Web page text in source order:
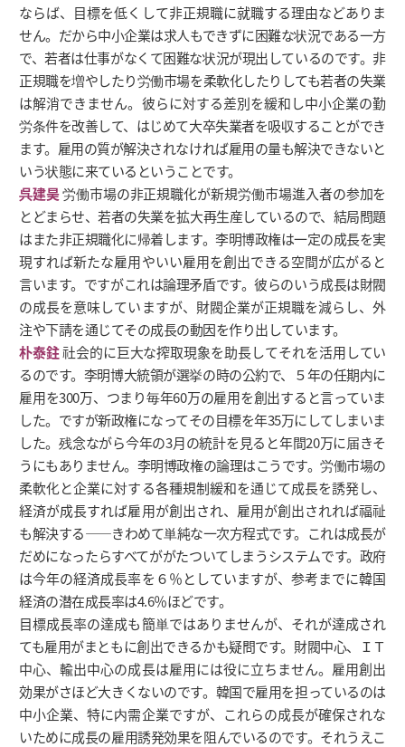
ならば、目標を低くして非正規職に就職する理由などありま
せん。だから中小企業は求人もできずに困難な状況である一方
で、若者は仕事がなくて困難な状況が現出しているのです。非
正規職を増やしたり労働市場を柔軟化したりしても若者の失業
は解消できません。彼らに対する差別を緩和し中小企業の勤
労条件を改善して、はじめて大卒失業者を吸収することができ
ます。雇用の質が解決されなければ雇用の量も解決できないと
いう状態に来ているということです。
呉建昊労働市場の非正規職化が新規労働市場進入者の参加を
とどまらせ、若者の失業を拡大再生産しているので、結局問題
はまた非正規職化に帰着します。李明博政権は一定の成長を実
現すれば新たな雇用やいい雇用を創出できる空間が広がると
言います。ですがこれは論理矛盾です。彼らのいう成長は財閥
の成長を意味していますが、財閥企業が正規職を減らし、外
注や下請を通じてその成長の動因を作り出しています。
朴泰鉒社会的に巨大な搾取現象を助長してそれを活用してい
るのです。李明博大統領が選挙の時の公約で、５年の任期内に
雇用を300万、つまり毎年60万の雇用を創出すると言っていま
した。ですが新政権になってその目標を年35万にしてしまいま
した。残念ながら今年の3月の統計を見ると年間20万に届きそ
うにもありません。李明博政権の論理はこうです。労働市場の
柔軟化と企業に対する各種規制緩和を通じて成長を誘発し、
経済が成長すれば雇用が創出され、雇用が創出されれば福祉
も解決する――きわめて単純な一次方程式です。これは成長が
だめになったらすべてががたついてしまうシステムです。政府
は今年の経済成長率を６％としていますが、参考までに韓国
経済の潜在成長率は4.6％ほどです。
目標成長率の達成も簡単ではありませんが、それが達成され
ても雇用がまともに創出できるかも疑問です。財閥中心、ＩＴ
中心、輸出中心の成長は雇用には役に立ちません。雇用創出
効果がさほど大きくないのです。韓国で雇用を担っているのは
中小企業、特に内需企業ですが、これらの成長が確保されな
いために成長の雇用誘発効果を阻んでいるのです。それうえこ